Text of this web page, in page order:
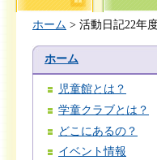
ホーム > 活動日記22年
ホーム
児童館とは？
学童クラブとは？
どこにあるの？
イベント情報